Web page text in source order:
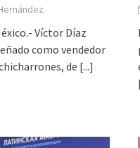
Víctor Díaz
como vendedor
de [...]